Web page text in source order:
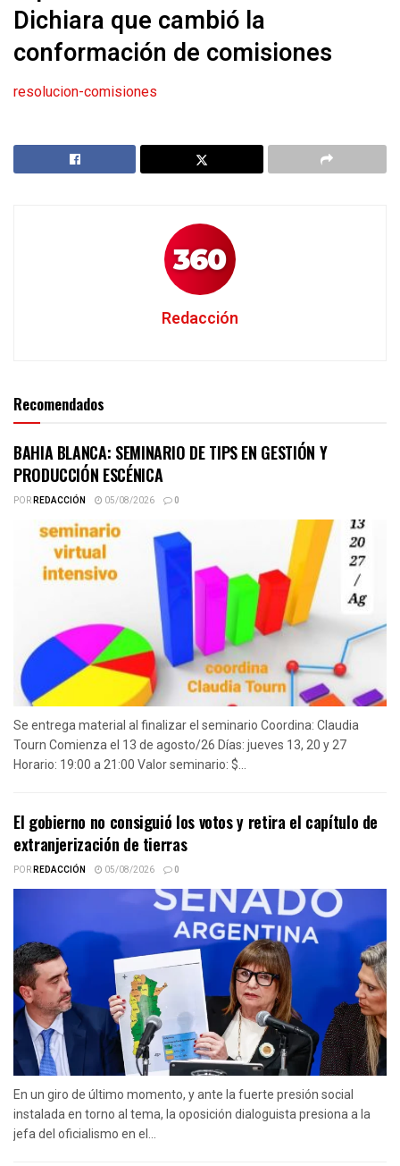
Dichiara que cambió la
conformación de comisiones
resolucion-comisiones
Redacción
Recomendados
BAHIA BLANCA: SEMINARIO DE TIPS EN GESTIÓN Y
PRODUCCIÓN ESCÉNICA
PORREDACCIÓN 05/08/2026 0
Se entrega material al finalizar el seminario Coordina: Claudia
Tourn Comienza el 13 de agosto/26 Días: jueves 13, 20 y 27
Horario: 19:00 a 21:00 Valor seminario: $...
El gobierno no consiguió los votos y retira el capítulo de
extranjerización de tierras
PORREDACCIÓN 05/08/2026 0
En un giro de último momento, y ante la fuerte presión social
instalada en torno al tema, la oposición dialoguista presiona a la
jefa del oficialismo en el...